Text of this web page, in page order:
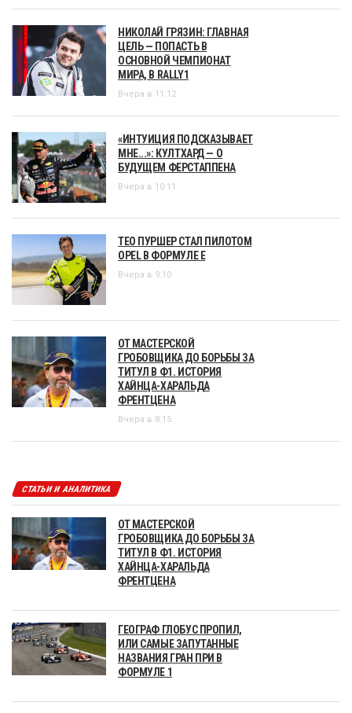
НИКОЛАЙ ГРЯЗИН: ГЛАВНАЯ
ЦЕЛЬ — ПОПАСТЬ В
ОСНОВНОЙ ЧЕМПИОНАТ
МИРА, В RALLY1
Вчера в 11:12
«ИНТУИЦИЯ ПОДСКАЗЫВАЕТ
МНЕ...»: КУЛТХАРД — О
БУДУЩЕМ ФЕРСТАППЕНА
Вчера в 10:11
ТЕО ПУРШЕР СТАЛ ПИЛОТОМ
OPEL В ФОРМУЛЕ Е
Вчера в 9:10
ОТ МАСТЕРСКОЙ
ГРОБОВЩИКА ДО БОРЬБЫ ЗА
ТИТУЛ В Ф1. ИСТОРИЯ
ХАЙНЦА-ХАРАЛЬДА
ФРЕНТЦЕНА
Вчера в 8:15
СТАТЬИ И АНАЛИТИКА
ОТ МАСТЕРСКОЙ
ГРОБОВЩИКА ДО БОРЬБЫ ЗА
ТИТУЛ В Ф1. ИСТОРИЯ
ХАЙНЦА-ХАРАЛЬДА
ФРЕНТЦЕНА
ГЕОГРАФ ГЛОБУС ПРОПИЛ,
ИЛИ САМЫЕ ЗАПУТАННЫЕ
НАЗВАНИЯ ГРАН ПРИ В
ФОРМУЛЕ 1